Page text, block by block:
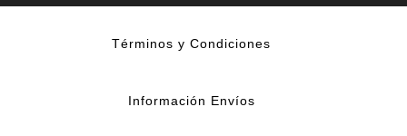
Términos y Condiciones
Información Envíos